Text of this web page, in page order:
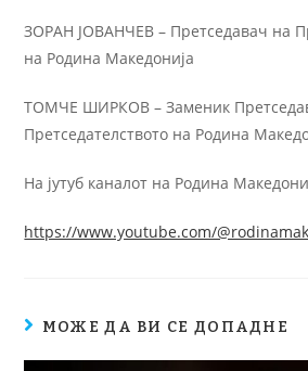
ЗОРАН ЈОВАНЧЕВ – Претседавач на
на Родина Македонија
ТОМЧЕ ШИРКОВ – Заменик
Претседателството на Родина
На јутуб каналот на Родина
https://www.youtube.com/
МОЖЕ ДА ВИ СЕ ДОПАДНЕ